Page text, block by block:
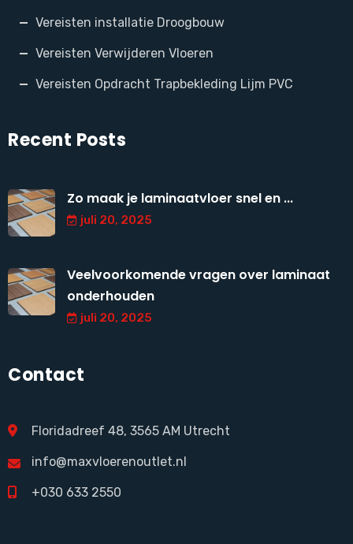
Vereisten installatie Droogbouw
Vereisten Verwijderen Vloeren
Vereisten Opdracht Trapbekleding Lijm PVC
Recent Posts
Zo maak je laminaatvloer snel en ...
juli 20, 2025
Veelvoorkomende vragen over laminaat
onderhouden
juli 20, 2025
Contact
Floridadreef 48, 3565 AM Utrecht
info@maxvloerenoutlet.nl
+030 633 2550